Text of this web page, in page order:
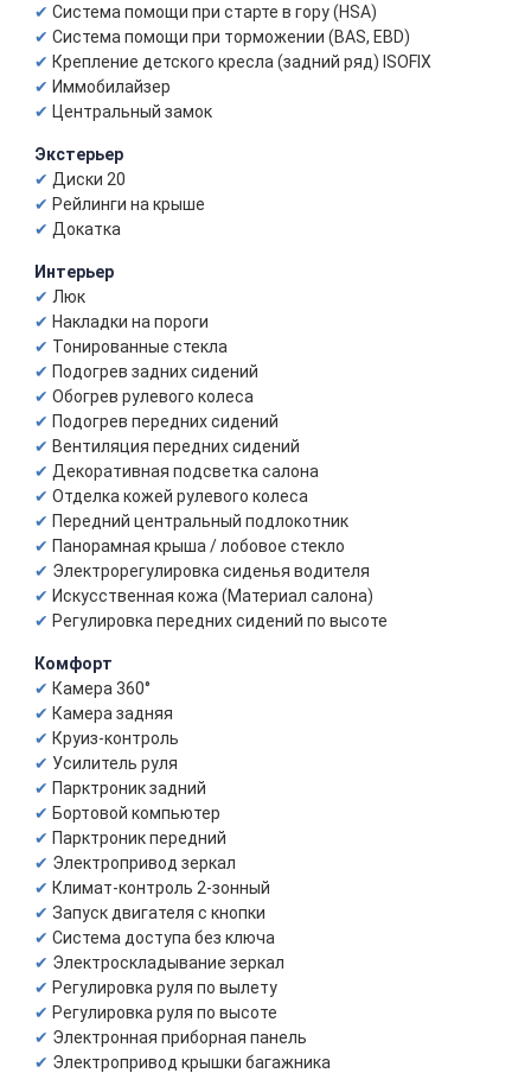
Система помощи при старте в гору (HSA)
Система помощи при торможении (BAS, EBD)
Крепление детского кресла (задний ряд) ISOFIX
Иммобилайзер
Центральный замок
Экстерьер
Диски 20
Рейлинги на крыше
Докатка
Интерьер
Люк
Накладки на пороги
Тонированные стекла
Подогрев задних сидений
Обогрев рулевого колеса
Подогрев передних сидений
Вентиляция передних сидений
Декоративная подсветка салона
Отделка кожей рулевого колеса
Передний центральный подлокотник
Панорамная крыша / лобовое стекло
Электрорегулировка сиденья водителя
Искусственная кожа (Материал салона)
Регулировка передних сидений по высоте
Комфорт
Камера 360°
Камера задняя
Круиз-контроль
Усилитель руля
Парктроник задний
Бортовой компьютер
Парктроник передний
Электропривод зеркал
Климат-контроль 2-зонный
Запуск двигателя с кнопки
Система доступа без ключа
Электроскладывание зеркал
Регулировка руля по вылету
Регулировка руля по высоте
Электронная приборная панель
Электропривод крышки багажника